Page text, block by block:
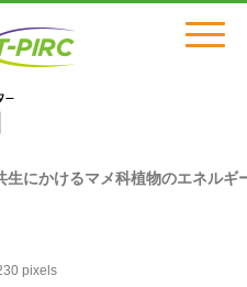
Click
生にかけるマメ科植物のエネルギ
pixels